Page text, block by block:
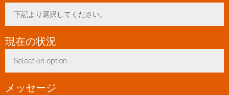
下記より選択してください。
Toggle Dropdown
現在の状況
Select an option
Toggle Dropdown
メッセージ